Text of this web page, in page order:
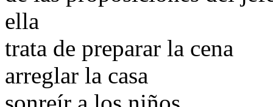
ella
trata de preparar la cena
arreglar la casa